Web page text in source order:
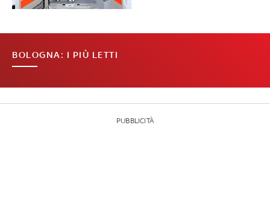
BOLOGNA: I PIÙ LETTI
PUBBLICITÀ